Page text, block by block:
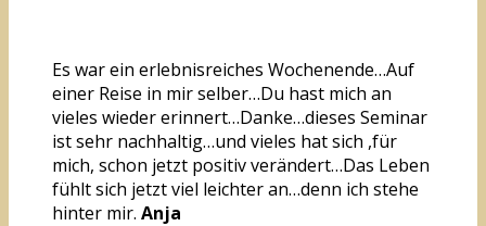
Es war ein erlebnisreiches Wochenende…Auf
einer Reise in mir selber…Du hast mich an
vieles wieder erinnert…Danke…dieses Seminar
ist sehr nachhaltig…und vieles hat sich ,für
mich, schon jetzt positiv verändert…Das Leben
fühlt sich jetzt viel leichter an…denn ich stehe
hinter mir. Anja